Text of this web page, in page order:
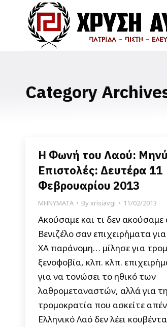
Category
Η Φωνή του Λαού:
Επιστολές: Δευτέρα 11
Φεβρουαρίου 2013
ΜΗΝΥΜΑΤΑ Byxrisiavgi 11/02/2013
Ακούσαμε και τι δεν
Βενιζέλο σαν επιχειρήματα
ΧΑ παράνομη… μίλησε για
ξενοφοβία, κλπ. κλπ.
για να τονώσει το ηθικό των
λαθρομεταναστών, αλλά για
τρομοκρατία που ασκείτε
Ελληνικό Λαό δεν λέει